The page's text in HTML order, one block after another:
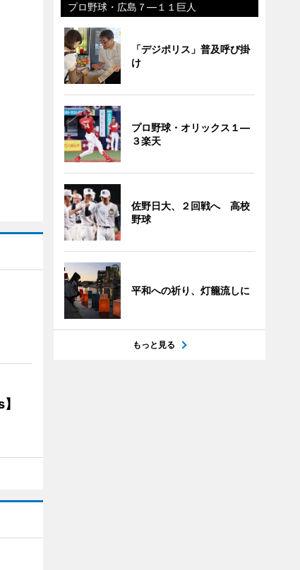
プロ野球・広島７―１１巨人
「デジポリス」普及呼び掛
け
プロ野球・オリックス１―
３楽天
佐野日大、２回戦へ 高校
野球
平和への祈り、灯籠流しに
もっと見る